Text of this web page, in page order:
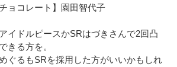
チョコレート】園田智代子
イドルピースかSRはづきさんで2回凸
きる方を。
ぐるもSRを採用した方がいいかもしれ